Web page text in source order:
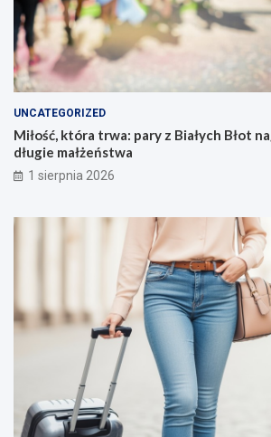
UNCATEGORIZED
Miłość, która trwa: pary z Białych Błot
długie małżeństwa
1 sierpnia 2026